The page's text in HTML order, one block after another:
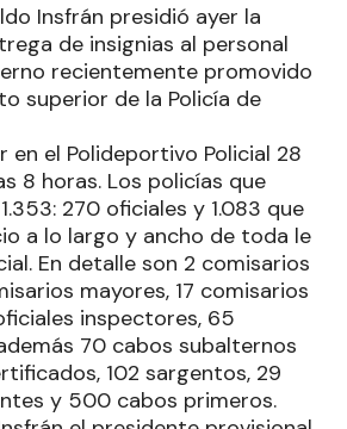
Insfrán presidió ayer la
de insignias al personal
recientemente promovido
superior de la Policía de
en el Polideportivo Policial 28
8 horas. Los policías que
270 oficiales y 1.083 que
a lo largo y ancho de toda le
En detalle son 2 comisarios
mayores, 17 comisarios
inspectores, 65
70 cabos subalternos
102 sargentos, 29
y 500 cabos primeros.